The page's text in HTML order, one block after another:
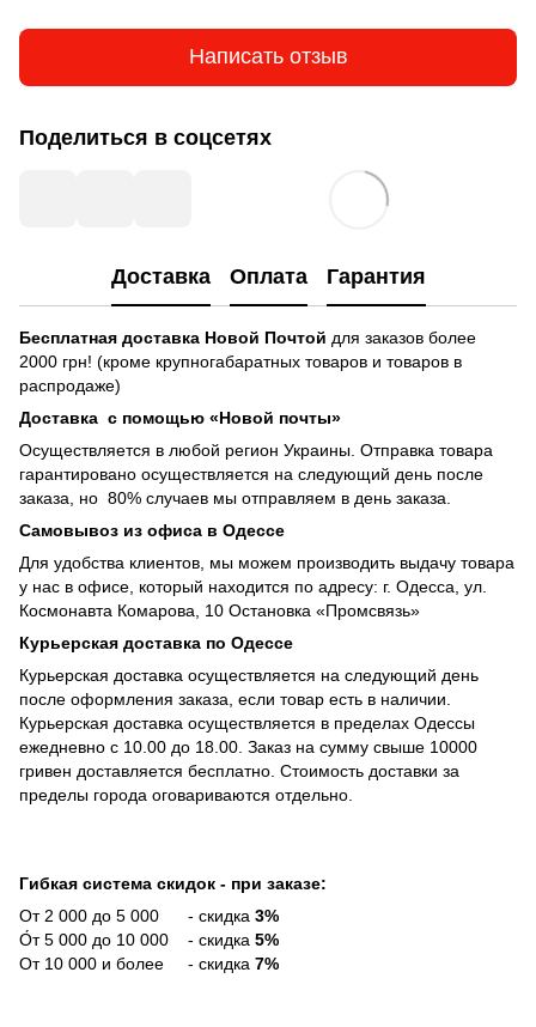
Написать отзыв
Поделиться в соцсетях
Доставка Оплата Гарантия
Бесплатная доставка Новой Почтой для заказов более
2000 грн! (кроме крупногабаратных товаров и товаров в
распродаже)
Доставка с помощью «Новой почты»
Осуществляется в любой регион Украины. Отправка товара
гарантировано осуществляется на следующий день после
заказа, но 80% случаев мы отправляем в день заказа.
Самовывоз из офиса в Одессе
Для удобства клиентов, мы можем производить выдачу товара
у нас в офисе, который находится по адресу: г. Одесса, ул.
Космонавта Комарова, 10 Остановка «Промсвязь»
Курьерская доставка по Одессе
Курьерская доставка осуществляется на следующий день
после оформления заказа, если товар есть в наличии.
Курьерская доставка осуществляется в пределах Одессы
ежедневно с 10.00 до 18.00. Заказ на сумму свыше 10000
гривен доставляется бесплатно. Стоимость доставки за
пределы города оговариваются отдельно.
Гибкая система скидок - при заказе:
От 2 000 до 5 000 - скидка 3%
О́т 5 000 до 10 000 - скидка 5%
От 10 000 и более - скидка 7%